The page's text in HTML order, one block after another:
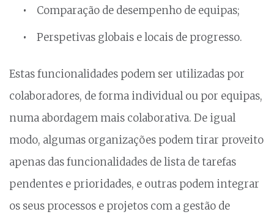
Comparação de desempenho de equipas;
Perspetivas globais e locais de progresso.
Estas funcionalidades podem ser utilizadas por
colaboradores, de forma individual ou por equipas,
numa abordagem mais colaborativa. De igual
modo, algumas organizações podem tirar proveito
apenas das funcionalidades de lista de tarefas
pendentes e prioridades, e outras podem integrar
os seus processos e projetos com a gestão de